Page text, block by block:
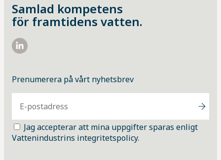
Samlad kompetens
för framtidens vatten.
Prenumerera på vårt nyhetsbrev
Jag accepterar att mina uppgifter sparas enligt
Vattenindustrins integritetspolicy.